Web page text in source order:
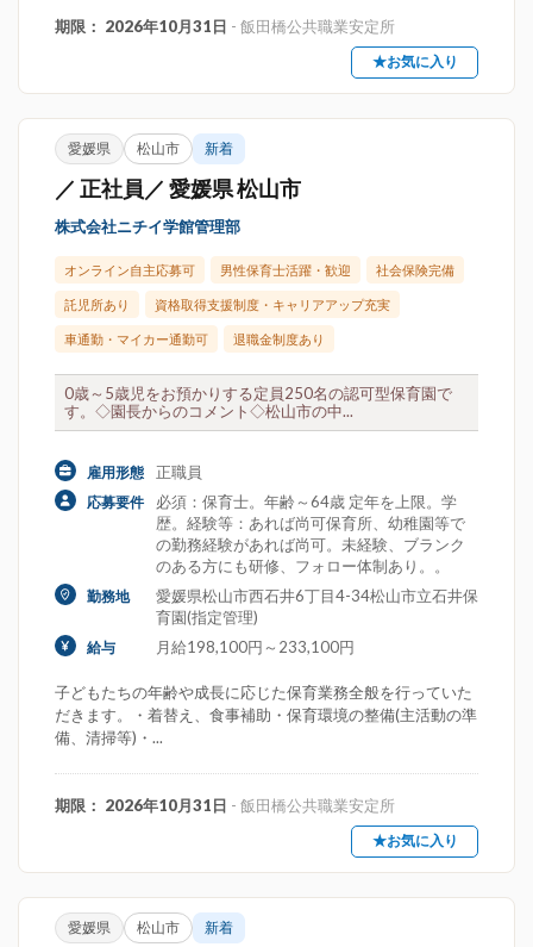
期限： 2026年10月31日 - 飯田橋公共職業安定所
★お気に入り
愛媛県 松山市 新着
／ 正社員／ 愛媛県 松山市
株式会社ニチイ学館管理部
オンライン自主応募可 男性保育士活躍・歓迎 社会保険完備
託児所あり 資格取得支援制度・キャリアアップ充実
車通勤・マイカー通勤可 退職金制度あり
0歳～5歳児をお預かりする定員250名の認可型保育園で
す。◇園長からのコメント◇松山市の中...
雇用形態 正職員
応募要件
必須：保育士。年齢～64歳 定年を上限。学
歴。経験等：あれば尚可保育所、幼稚園等で
の勤務経験があれば尚可。未経験、ブランク
のある方にも研修、フォロー体制あり。。
勤務地
愛媛県松山市西石井6丁目4-34松山市立石井保
育園(指定管理)
給与 月給198,100円～233,100円
子どもたちの年齢や成長に応じた保育業務全般を行っていた
だきます。・着替え、食事補助・保育環境の整備(主活動の準
備、清掃等)・...
期限： 2026年10月31日 - 飯田橋公共職業安定所
★お気に入り
愛媛県 松山市 新着